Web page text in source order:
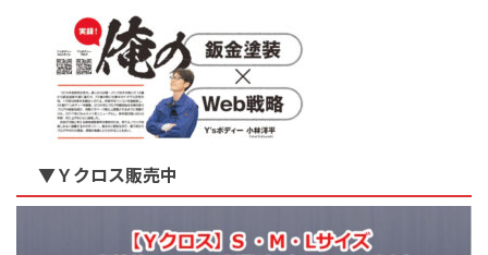
▼Ｙクロス販売中